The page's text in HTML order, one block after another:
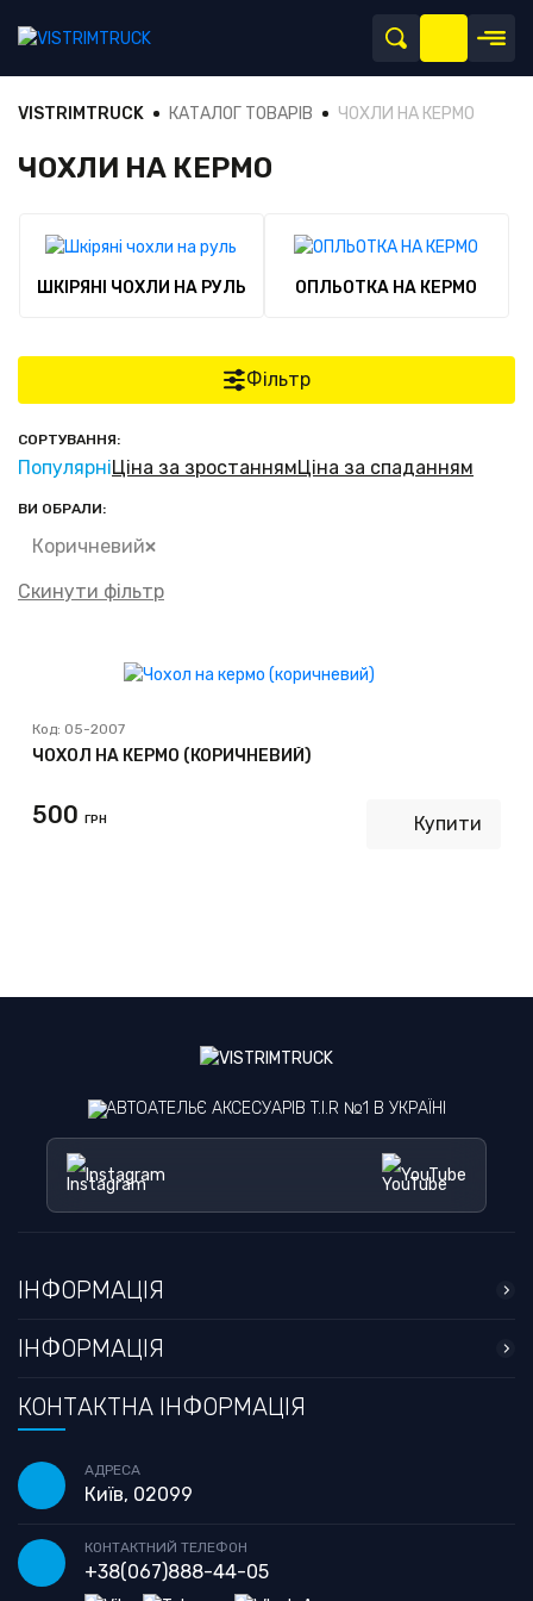
VISTRIMTRUCK КАТАЛОГ ТОВАРІВ ЧОХЛИ НА КЕРМО
ЧОХЛИ НА КЕРМО
ШКІРЯНІ ЧОХЛИ НА РУЛЬ ОПЛЬОТКА НА КЕРМО
Фільтр
СОРТУВАННЯ:
ПопулярніЦіна за зростаннямЦіна за спаданням
ВИ ОБРАЛИ:
Коричневий
Скинути фільтр
Код: 05-2007
ЧОХОЛ НА КЕРМО (КОРИЧНЕВИЙ)
500 ГРН Купити
АВТОАТЕЛЬЄ АКСЕСУАРІВ T.I.R №1 В УКРАЇНІ
Instagram YouTube
ІНФОРМАЦІЯ
ІНФОРМАЦІЯ
КОНТАКТНА ІНФОРМАЦІЯ
АДРЕСА
Київ, 02099
КОНТАКТНИЙ ТЕЛЕФОН
+38(067)888-44-05